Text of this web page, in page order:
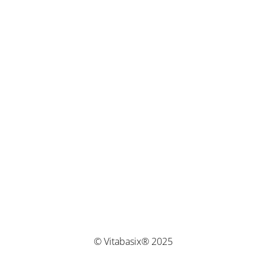
© Vitabasix® 2025